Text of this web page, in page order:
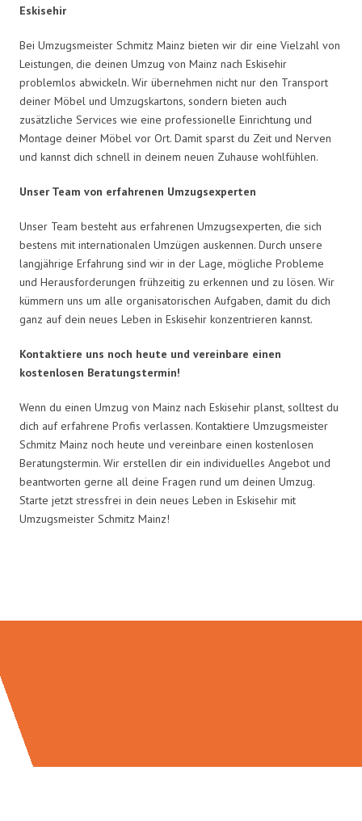
Eskisehir
Bei Umzugsmeister Schmitz Mainz bieten wir dir eine Vielzahl von
Leistungen, die deinen Umzug von Mainz nach Eskisehir
problemlos abwickeln. Wir übernehmen nicht nur den Transport
deiner Möbel und Umzugskartons, sondern bieten auch
zusätzliche Services wie eine professionelle Einrichtung und
Montage deiner Möbel vor Ort. Damit sparst du Zeit und Nerven
und kannst dich schnell in deinem neuen Zuhause wohlfühlen.
Unser Team von erfahrenen Umzugsexperten
Unser Team besteht aus erfahrenen Umzugsexperten, die sich
bestens mit internationalen Umzügen auskennen. Durch unsere
langjährige Erfahrung sind wir in der Lage, mögliche Probleme
und Herausforderungen frühzeitig zu erkennen und zu lösen. Wir
kümmern uns um alle organisatorischen Aufgaben, damit du dich
ganz auf dein neues Leben in Eskisehir konzentrieren kannst.
Kontaktiere uns noch heute und vereinbare einen
kostenlosen Beratungstermin!
Wenn du einen Umzug von Mainz nach Eskisehir planst, solltest du
dich auf erfahrene Profis verlassen. Kontaktiere Umzugsmeister
Schmitz Mainz noch heute und vereinbare einen kostenlosen
Beratungstermin. Wir erstellen dir ein individuelles Angebot und
beantworten gerne all deine Fragen rund um deinen Umzug.
Starte jetzt stressfrei in dein neues Leben in Eskisehir mit
Umzugsmeister Schmitz Mainz!